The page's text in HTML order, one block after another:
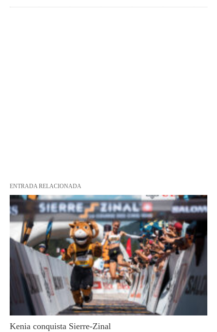
ENTRADA RELACIONADA
Kenia conquista Sierre-Zinal